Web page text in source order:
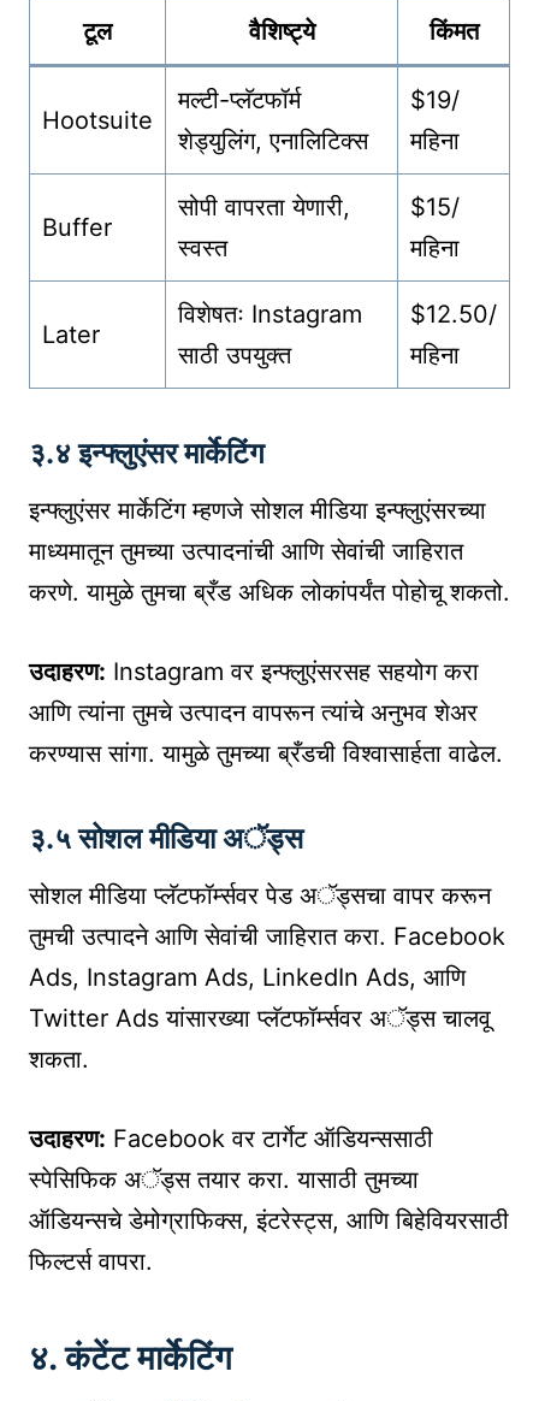
टूल वैशिष्ट्ये किंमत
Hootsuite
मल्टी-प्लॅटफॉर्म
शेड्युलिंग, एनालिटिक्स
$19/
महिना
Buffer
सोपी वापरता येणारी,
स्वस्त
$15/
महिना
Later
विशेषतः Instagram
साठी उपयुक्त
$12.50/
महिना
३.४ इन्फ्लुएंसर मार्केटिंग
इन्फ्लुएंसर मार्केटिंग म्हणजे सोशल मीडिया इन्फ्लुएंसरच्या
माध्यमातून तुमच्या उत्पादनांची आणि सेवांची जाहिरात
करणे. यामुळे तुमचा ब्रँड अधिक लोकांपर्यंत पोहोचू शकतो.
उदाहरण: Instagram वर इन्फ्लुएंसरसह सहयोग करा
आणि त्यांना तुमचे उत्पादन वापरून त्यांचे अनुभव शेअर
करण्यास सांगा. यामुळे तुमच्या ब्रँडची विश्वासार्हता वाढेल.
३.५ सोशल मीडिया अॅड्स
सोशल मीडिया प्लॅटफॉर्म्सवर पेड अॅड्सचा वापर करून
तुमची उत्पादने आणि सेवांची जाहिरात करा. Facebook
Ads, Instagram Ads, LinkedIn Ads, आणि
Twitter Ads यांसारख्या प्लॅटफॉर्म्सवर अॅड्स चालवू
शकता.
उदाहरण: Facebook वर टार्गेट ऑडियन्ससाठी
स्पेसिफिक अॅड्स तयार करा. यासाठी तुमच्या
ऑडियन्सचे डेमोग्राफिक्स, इंटरेस्ट्स, आणि बिहेवियरसाठी
फिल्टर्स वापरा.
४. कंटेंट मार्केटिंग